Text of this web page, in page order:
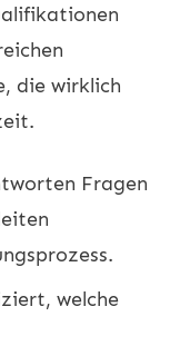
die wirklich
Fragen
welche